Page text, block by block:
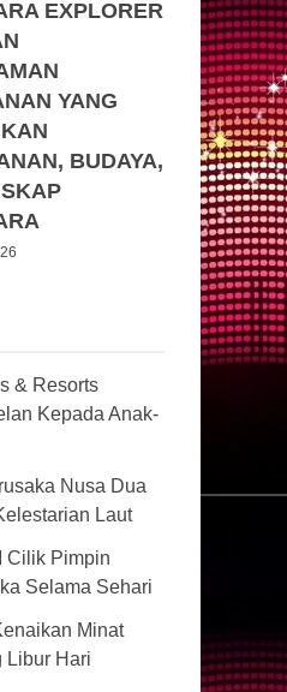
EXPLORER
YANG
BUDAYA,
& Resorts
Kepada Anak-
Nusa Dua
Laut
Cilik Pimpin
Selama Sehari
Minat
Libur Hari